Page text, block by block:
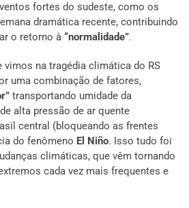
fortes do sudeste, como os
dramática recente, contribuindo
o retorno à “normalidade”.
vimos na tragédia climática do RS
uma combinação de fatores,
transportando umidade da
alta pressão de ar quente
central (bloqueando as frentes
do fenômeno El Niño. Isso tudo foi
climáticas, que vêm tornando
cada vez mais frequentes e